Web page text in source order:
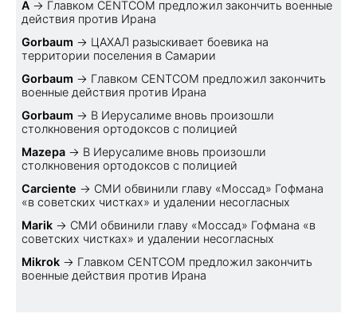
A → Главком CENTCOM предложил закончить военные
действия против Ирана
Gorbaum → ЦАХАЛ разыскивает боевика на
территории поселения в Самарии
Gorbaum → Главком CENTCOM предложил закончить
военные действия против Ирана
Gorbaum → В Иерусалиме вновь произошли
столкновения ортодоксов с полицией
Mazepa → В Иерусалиме вновь произошли
столкновения ортодоксов с полицией
Carciente → СМИ обвинили главу «Моссад» Гофмана
«в советских чистках» и удалении несогласных
Marik → СМИ обвинили главу «Моссад» Гофмана «в
советских чистках» и удалении несогласных
Mikrok → Главком CENTCOM предложил закончить
военные действия против Ирана